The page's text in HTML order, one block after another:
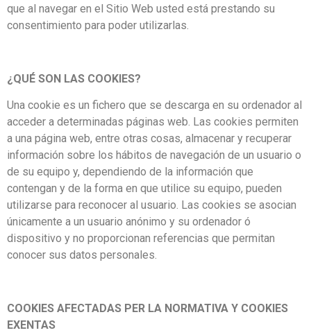
que al navegar en el Sitio Web usted está prestando su
consentimiento para poder utilizarlas.
¿QUÉ SON LAS COOKIES?
Una cookie es un fichero que se descarga en su ordenador al
acceder a determinadas páginas web. Las cookies permiten
a una página web, entre otras cosas, almacenar y recuperar
información sobre los hábitos de navegación de un usuario o
de su equipo y, dependiendo de la información que
contengan y de la forma en que utilice su equipo, pueden
utilizarse para reconocer al usuario. Las cookies se asocian
únicamente a un usuario anónimo y su ordenador ó
dispositivo y no proporcionan referencias que permitan
conocer sus datos personales.
COOKIES AFECTADAS PER LA NORMATIVA Y COOKIES
EXENTAS